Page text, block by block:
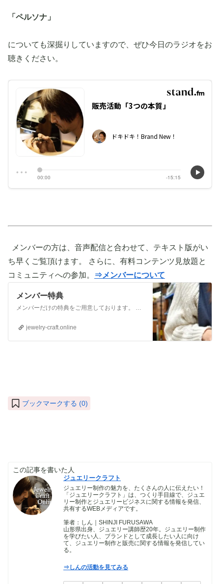
「ペルソナ」
についても深掘りしていますので、ぜひ今日のラジオをお
聴きください。
メンバーの方は、音声配信と合わせて、テキスト版がい
ち早くご覧頂けます。 さらに、有料コンテンツ見放題と
コミュニティへの参加。
⇒メンバーについて
メンバー特典
jewelry-craft.online
ブックマークする (0)
この記事を書いた人
ジュエリークラフト
ジュエリー制作の魅力を、たくさんの人に伝えたい！
「ジュエリークラフト」は、つくり手目線で、ジュエ
リー制作とジュエリービジネスに関する情報を発信、
共有するWEBメディアです。
筆者：しん｜SHINJI FURUSAWA
山形県出身、ジュエリー講師歴20年。ジュエリー制作
を学びたい人、ブランドとして成長したい人に向け
て、ジュエリー制作と販売に関する情報を発信してい
る。
⇒しんの活動を見てみる